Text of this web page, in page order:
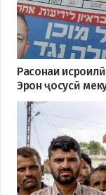
Расонаи
Эрон ҷосусӣ